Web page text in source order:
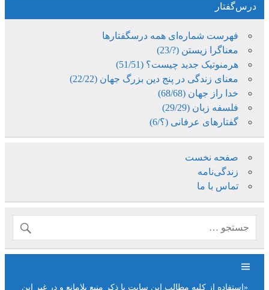
درس‌گفتار
فهرست شماره‌ای همه درسگفتارها
معناگرا زیستن (?/23)
هرمنوتیک جدید چیست؟ (51/51)
معنای زندگی در پنج دین بزرگ جهان (22/22)
خدا راز جهان (68/68)
فلسفه زبان (29/29)
گفتارهای عرفانی (؟/6)
صفحه نخست
زندگی‌نامه
تماس با ما
«استفاده از کلیه مطالب این سایت با ذکر منبع بلامانع و در غیر این